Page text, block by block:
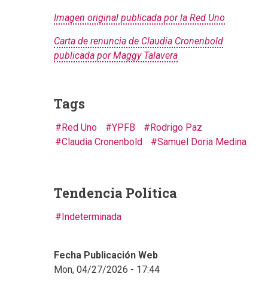
Imagen original publicada por la Red Uno
Carta de renuncia de Claudia Cronenbold
publicada por Maggy Talavera
Tags
Red Uno YPFB
Rodrigo Paz
Claudia Cronenbold
Samuel Doria Medina
Tendencia Política
Indeterminada
Fecha Publicación Web
Mon, 04/27/2026 - 17:44